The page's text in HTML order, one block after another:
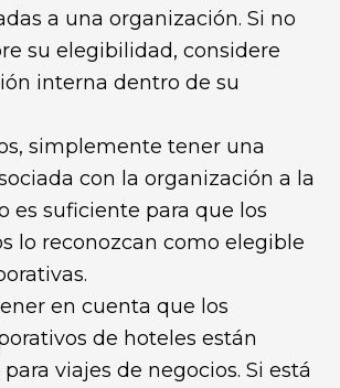
a una organización. Si no
su elegibilidad, considere
interna dentro de su
simplemente tener una
con la organización a la
es suficiente para que los
lo reconozcan como elegible
en cuenta que los
de hoteles están
viajes de negocios. Si está